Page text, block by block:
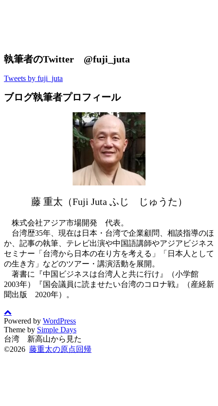
執筆者のTwitter @fuji_juta
Tweets by fuji_juta
ブログ執筆者プロフィール
藤 重太（Fuji Juta ふじ じゅうた）
株式会社アジア市場開発 代表。
台湾歴35年、現在は日本・台湾で企業顧問、相談指導のほ
か、記事の執筆、テレビ出演や中国語講師やアジアビジネス
セミナー「台湾から日本の在り方を考える」「日本人として
の生き方」などのツアー・講演活動を展開。
著書に『中国ビジネスは台湾人と共に行け』（小学館
2003年）『国会議員に読ませたい台湾のコロナ戦』（産経新
聞出版 2020年）。
Powered by WordPress
Theme by Simple Days
台湾 新高山から見た
©2026 藤重太の原点回帰